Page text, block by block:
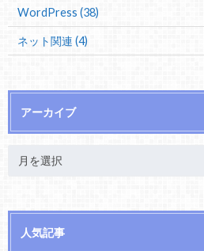
WordPress (38)
ネット関連 (4)
アーカイブ
人気記事